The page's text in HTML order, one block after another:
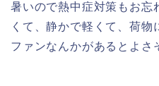
暑いので熱中症対策もお忘
くて、静かで軽くて、荷物
ファンなんかがあるとよさ